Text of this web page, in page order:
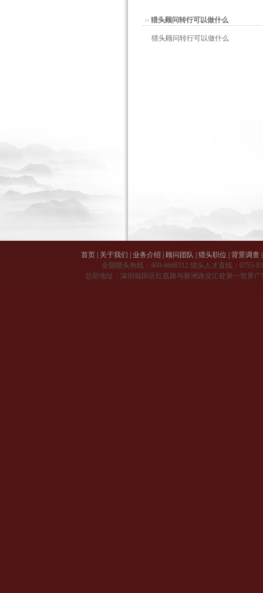
猎头顾问转行可以做什么
猎头顾问转行可以做什么
首页 关于我们 业务介绍 顾问团队 猎头职位 背景调查
全国猎头热线： 400-6669312 猎头人才直线： 0755-
总部地址：深圳福田区红荔路与新洲路交汇处第一世界